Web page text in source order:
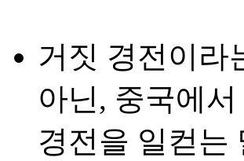
거짓 경전이라
아닌, 중국에
경전을 일컫는